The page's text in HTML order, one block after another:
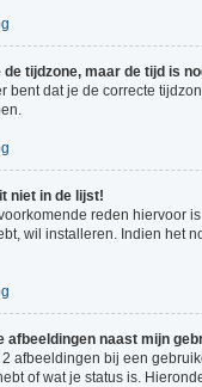
de tijdzone, maar de tijd is
bent dat je de correcte
niet in de lijst!
reden hiervoor
wil installeren. Indien het
afbeeldingen naast mijn
2 afbeeldingen bij een
of wat je status is.